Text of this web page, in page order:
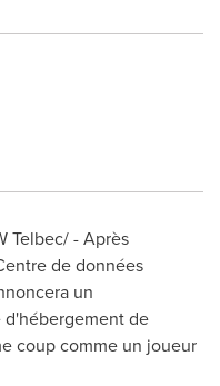
Telbec/ - Après
de données
un
d'hébergement de
coup comme un joueur